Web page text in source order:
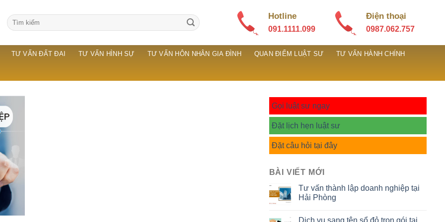
Hotline
091.1111.099
Điện thoại
0987.062.757
TƯ VẤN ĐẤT ĐAI TƯ VẤN HÌNH SỰ TƯ VẤN HÔN NHÂN GIA ĐÌNH QUAN ĐIỂM LUẬT SƯ TƯ VẤN HÀNH CHÍNH
Gọi luật sư ngay
Đặt lịch hẹn luật sư
Đặt câu hỏi tại đây
BÀI VIẾT MỚI
Tư vấn thành lập doanh nghiệp tại
Hải Phòng
Dịch vụ sang tên sổ đỏ trọn gói tại